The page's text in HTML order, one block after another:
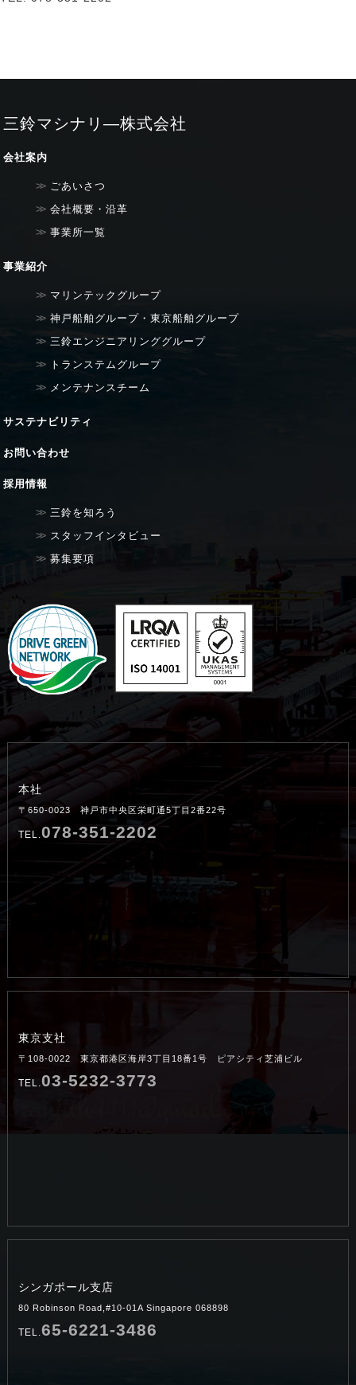
三鈴マシナリ―株式会社
会社案内
ごあいさつ
会社概要・沿革
事業所一覧
事業紹介
マリンテックグループ
神戸船舶グループ・東京船舶グループ
三鈴エンジニアリンググループ
トランステムグループ
メンテナンスチーム
サステナビリティ
お問い合わせ
採用情報
三鈴を知ろう
スタッフインタビュー
募集要項
本社
〒650-0023 神戸市中央区栄町通5丁目2番22号
TEL. 078-351-2202
東京支社
〒108-0022 東京都港区海岸3丁目18番1号 ピアシティ芝浦ビル
TEL.03-5232-3773
シンガポール支店
80 Robinson Road,#10-01A Singapore 068898
TEL. 65-6221-3486